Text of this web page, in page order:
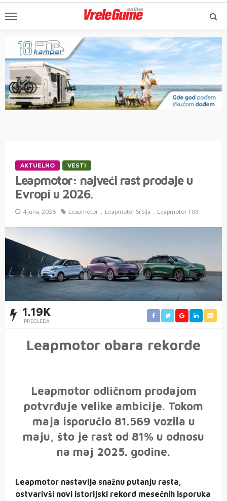
AKTUELNO VESTI
Leapmotor: najveći rast prodaje u
Evropi u 2026.
4 juna, 2026 Leapmotor Leapmotor Srbija Leapmotor T03
1.19K
PREGLEDA
Leapmotor obara rekorde
Leapmotor odličnom prodajom
potvrđuje velike ambicije. Tokom
maja isporučio 81.569 vozila u
maju, što je rast od 81% u odnosu
na maj 2025. godine.
Leapmotor nastavlja snažnu putanju rasta,
ostvarivši novi istorijski rekord mesečnih isporuka